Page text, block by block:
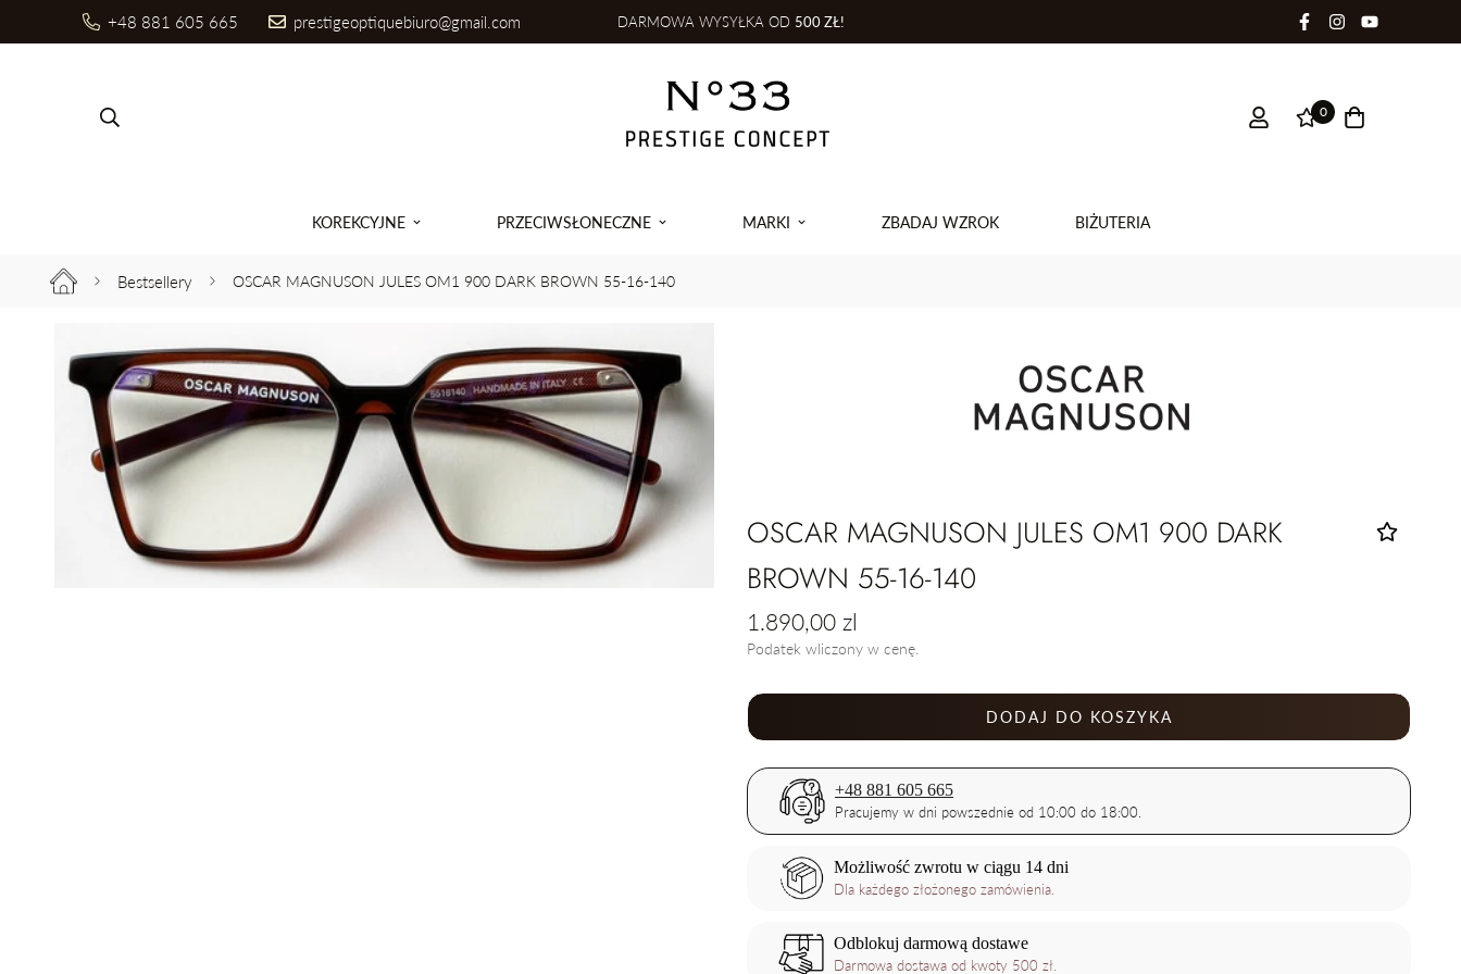
+48 881 605 665 prestigeoptiquebiuro@gmail.com DARMOWA WYSYŁKA OD 500 ZŁ!
0
KOREKCYJNE PRZECIWSŁONECZNE MARKI ZBADAJ WZROK BIŻUTERIA
Bestsellery OSCAR MAGNUSON JULES OM1 900 DARK BROWN 55-16-140
OSCAR MAGNUSON JULES OM1 900 DARK
BROWN 55-16-140
Cena
regularna
1.890,00 zl
Podatek wliczony w cenę.
DODAJ DO KOSZYKA
+48 881 605 665
Pracujemy w dni powszednie od 10:00 do 18:00.
Możliwość zwrotu w ciągu 14 dni
Dla każdego złożonego zamówienia.
Odblokuj darmową dostawe
Darmowa dostawa od kwoty 500 zł.